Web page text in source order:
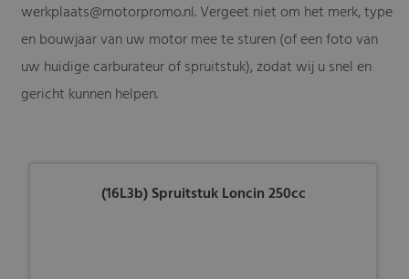
werkplaats@motorpromo.nl. Vergeet niet om het merk, type
en bouwjaar van uw motor mee te sturen (of een foto van
uw huidige carburateur of spruitstuk), zodat wij u snel en
gericht kunnen helpen.
(16L3b) Spruitstuk Loncin 250cc